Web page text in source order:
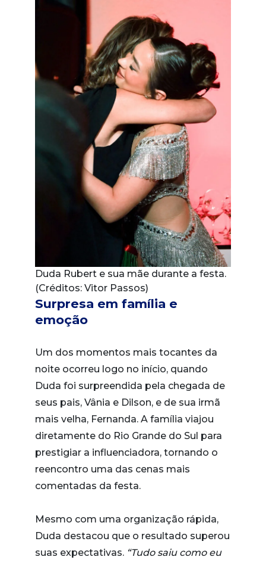
Duda Rubert e sua mãe durante a festa.
(Créditos: Vitor Passos)
Surpresa em família e
emoção
Um dos momentos mais tocantes da
noite ocorreu logo no início, quando
Duda foi surpreendida pela chegada de
seus pais, Vânia e Dilson, e de sua irmã
mais velha, Fernanda. A família viajou
diretamente do Rio Grande do Sul para
prestigiar a influenciadora, tornando o
reencontro uma das cenas mais
comentadas da festa.
Mesmo com uma organização rápida,
Duda destacou que o resultado superou
suas expectativas. “Tudo saiu como eu